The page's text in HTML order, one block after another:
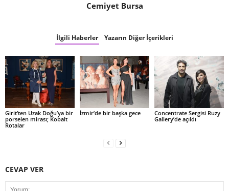
Cemiyet Bursa
İlgili Haberler Yazarın Diğer İçerikleri
Girit’ten Uzak Doğu’ya bir
porselen mirası; Kobalt
Rotalar
İzmir’de bir başka gece
Concentrate Sergisi Ruzy
Gallery’de açıldı
CEVAP VER